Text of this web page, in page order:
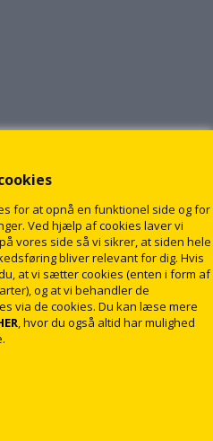
for at opnå en funktionel side og for
Ved hjælp af cookies laver vi
vores side så vi sikrer, at siden hele
bliver relevant for dig. Hvis
at vi sætter cookies (enten i form af
og at vi behandler de
via de cookies. Du kan læse mere
, hvor du også altid har mulighed